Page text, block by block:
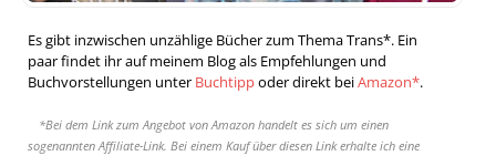
Es gibt inzwischen unzählige Bücher zum Thema Trans*. Ein
paar findet ihr auf meinem Blog als Empfehlungen und
Buchvorstellungen unter Buchtippoder direkt beiAmazon*.
*Bei dem Link zum Angebot von Amazon handelt es sich um einen
sogenannten Affiliate-Link. Bei einem Kauf über diesen Link erhalte ich eine